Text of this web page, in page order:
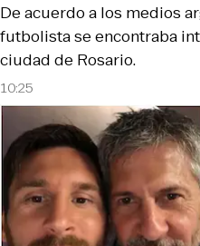
10:25
De acuerdo a los medios
futbolista se encontraba
ciudad de Rosario.